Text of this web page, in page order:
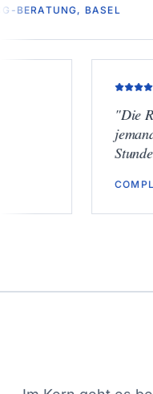
ESG-BERATUNG,
Die ROI-
jemand auf
Stunde."